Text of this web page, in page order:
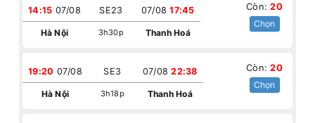
14:15 07/08
Hà Nội
SE23
3h30p
07/0817:45
Thanh Hoá
Còn:20
Chọn
19:20 07/08
Hà Nội
SE3
3h18p
07/0822:38
Thanh Hoá
Còn:20
Chọn